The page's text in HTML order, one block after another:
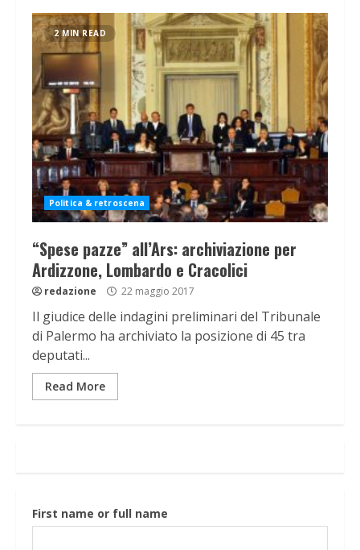
2 MIN READ
Politica & retroscena
“Spese pazze” all’Ars: archiviazione per
Ardizzone, Lombardo e Cracolici
redazione 22 maggio 2017
Il giudice delle indagini preliminari del Tribunale
di Palermo ha archiviato la posizione di 45 tra
deputati...
Read More
First name or full name